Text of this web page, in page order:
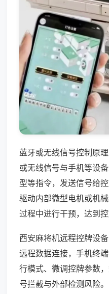
蓝牙或无线信号控制原
或无线信号与手机等设
型等指令，发送信号给
驱动内部微型电机或机
过程中进行干预，达到控
西安麻将机远程控牌设
远程数据连接，手机终
行模式、微调控牌参数
号拦截与外部检测风险。